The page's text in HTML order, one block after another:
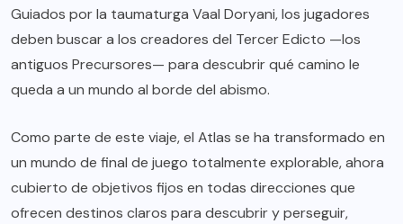
Guiados por la taumaturga Vaal Doryani, los jugadores
deben buscar a los creadores del Tercer Edicto —los
antiguos Precursores— para descubrir qué camino le
queda a un mundo al borde del abismo.
Como parte de este viaje, el Atlas se ha transformado en
un mundo de final de juego totalmente explorable, ahora
cubierto de objetivos fijos en todas direcciones que
ofrecen destinos claros para descubrir y perseguir,